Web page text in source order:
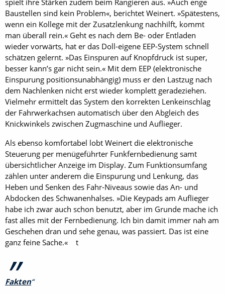
spielt ihre Stärken zudem beim Rangieren aus. »Auch enge
Baustellen sind kein Problem«, berichtet Weinert. »Spätestens,
wenn ein Kollege mit der Zusatzlenkung nachhilft, kommt
man überall rein.« Geht es nach dem Be- oder Entladen
wieder vorwärts, hat er das Doll-eigene EEP-System schnell
schätzen gelernt. »Das Einspuren auf Knopfdruck ist super,
besser kann’s gar nicht sein.« Mit dem EEP (elektronische
Einspurung positionsunabhängig) muss er den Lastzug nach
dem Nachlenken nicht erst wieder komplett geradeziehen.
Vielmehr ermittelt das System den korrekten Lenkeinschlag
der Fahrwerkachsen automatisch über den Abgleich des
Knickwinkels zwischen Zugmaschine und Auflieger.
Als ebenso komfortabel lobt Weinert die elektronische
Steuerung per menügeführter Funkfernbedienung samt
übersichtlicher Anzeige im Display. Zum Funktionsumfang
zählen unter anderem die Einspurung und Lenkung, das
Heben und Senken des Fahr-Niveaus sowie das An- und
Abdocken des Schwanenhalses. »Die Keypads am Auflieger
habe ich zwar auch schon benutzt, aber im Grunde mache ich
fast alles mit der Fernbedienung. Ich bin damit immer nah am
Geschehen dran und sehe genau, was passiert. Das ist eine
ganz feine Sache.« t
Fakten